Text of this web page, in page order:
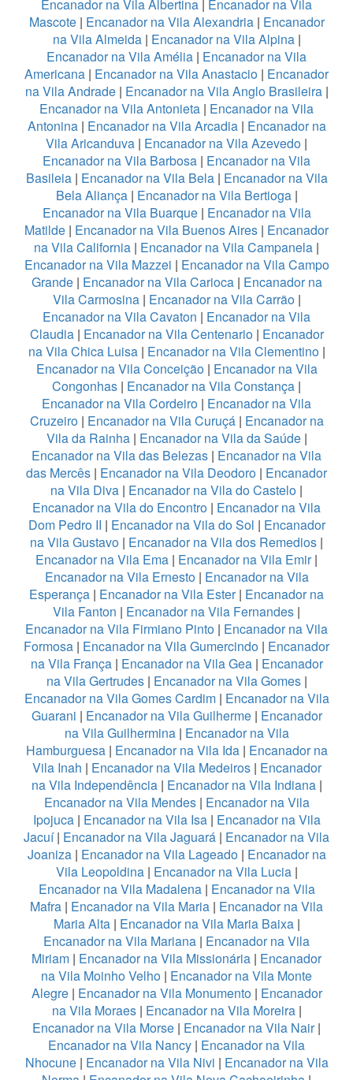
Encanador na Vila Albertina | Encanador na Vila
Mascote| Encanador na Vila Alexandria| Encanador
na Vila Almeida | Encanador na Vila Alpina |
Encanador na Vila Amélia | Encanador na Vila
Americana | Encanador na Vila Anastacio | Encanador
na Vila Andrade| Encanador na Vila Anglo Brasileira|
Encanador na Vila Antonieta | Encanador na Vila
Antonina| Encanador na Vila Arcadia | Encanador na
Vila Aricanduva | Encanador na Vila Azevedo |
Encanador na Vila Barbosa | Encanador na Vila
Basileia| Encanador na Vila Bela| Encanador na Vila
Bela Aliança| Encanador na Vila Bertioga|
Encanador na Vila Buarque| Encanador na Vila
Matilde | Encanador na Vila Buenos Aires | Encanador
na Vila California | Encanador na Vila Campanela |
Encanador na Vila Mazzei | Encanador na Vila Campo
Grande| Encanador na Vila Carioca| Encanador na
Vila Carmosina| Encanador na Vila Carrão|
Encanador na Vila Cavaton | Encanador na Vila
Claudia| Encanador na Vila Centenario| Encanador
na Vila Chica Luisa | Encanador na Vila Clementino|
Encanador na Vila Conceição| Encanador na Vila
Congonhas | Encanador na Vila Constança |
Encanador na Vila Cordeiro | Encanador na Vila
Cruzeiro | Encanador na Vila Curuçá | Encanador na
Vila da Rainha | Encanador na Vila da Saúde|
Encanador na Vila das Belezas | Encanador na Vila
das Mercês | Encanador na Vila Deodoro | Encanador
na Vila Diva | Encanador na Vila do Castelo |
Encanador na Vila do Encontro | Encanador na Vila
Dom Pedro II | Encanador na Vila do Sol | Encanador
na Vila Gustavo | Encanador na Vila dos Remedios |
Encanador na Vila Ema | Encanador na Vila Emir|
Encanador na Vila Ernesto| Encanador na Vila
Esperança | Encanador na Vila Ester| Encanador na
Vila Fanton | Encanador na Vila Fernandes |
Encanador na Vila Firmiano Pinto | Encanador na Vila
Formosa | Encanador na Vila Gumercindo | Encanador
na Vila França| Encanador na Vila Gea| Encanador
na Vila Gertrudes| Encanador na Vila Gomes|
Encanador na Vila Gomes Cardim| Encanador na Vila
Guarani | Encanador na Vila Guilherme| Encanador
na Vila Guilhermina| Encanador na Vila
Hamburguesa| Encanador na Vila Ida| Encanador na
Vila Inah | Encanador na Vila Medeiros| Encanador
na Vila Independência| Encanador na Vila Indiana|
Encanador na Vila Mendes| Encanador na Vila
Ipojuca| Encanador na Vila Isa| Encanador na Vila
Jacuí| Encanador na Vila Jaguará | Encanador na Vila
Joaniza| Encanador na Vila Lageado| Encanador na
Vila Leopoldina| Encanador na Vila Lucia|
Encanador na Vila Madalena| Encanador na Vila
Mafra | Encanador na Vila Maria | Encanador na Vila
Maria Alta| Encanador na Vila Maria Baixa|
Encanador na Vila Mariana | Encanador na Vila
Miriam | Encanador na Vila Missionária | Encanador
na Vila Moinho Velho | Encanador na Vila Monte
Alegre| Encanador na Vila Monumento| Encanador
na Vila Moraes| Encanador na Vila Moreira|
Encanador na Vila Morse | Encanador na Vila Nair|
Encanador na Vila Nancy | Encanador na Vila
Nhocune| Encanador na Vila Nivi | Encanador na Vila